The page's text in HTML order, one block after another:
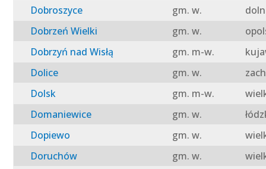
Dobroszyce
gm. w.
Dobrzeń Wielki
gm. w.
Dobrzyń nad Wisłą
gm. m-w.
Dolice
gm. w.
Dolsk
gm. m-w.
Domaniewice
gm. w.
Dopiewo
gm. w.
Doruchów
gm. w.